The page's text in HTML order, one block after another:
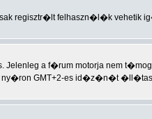
regisztr�lt felhaszn�l�k vehetik
Jelenleg a f�rum motorja nem
GMT+2-es id�z�n�t